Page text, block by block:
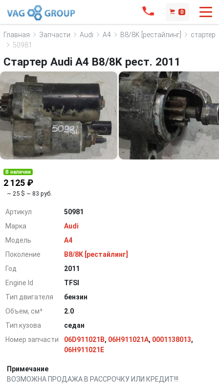
0
Главная Запчасти Audi A4 B8/8K [рестайлинг]
стартер
50981
Стартер Audi A4 B8/8K рест. 2011
В наличии
2 125 ₽
~ 25 $ ~ 83 руб.
Артикул
50981
Марка
Audi
Модель
A4
Поколение
B8/8K [рестайлинг]
Год
2011
Engine Id
TFSI
Тип двигателя
бензин
Объем, см³
2.0
Тип кузова
седан
Номер запчасти
06D911021B, 06H911021A, 0001138013,
06H911021E
Примечание
ВОЗМОЖНА ПРОДАЖА В РАССРОЧКУ ИЛИ КРЕДИТ!!!